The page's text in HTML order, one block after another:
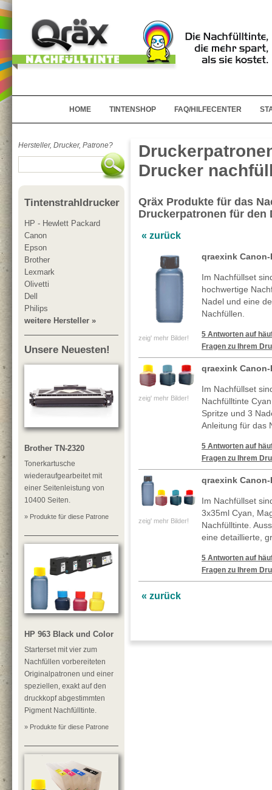
HOME TINTENSHOP FAQ/HILFECENTER
Hersteller, Drucker, Patrone?
Tintenstrahldrucker
HP - Hewlett Packard
Canon
Epson
Brother
Lexmark
Olivetti
Dell
Philips
weitere Hersteller »
Unsere Neuesten!
Brother TN-2320
Tonerkartusche
wiederaufgearbeitet mit
einer Seitenleistung von
10400 Seiten.
» Produkte für diese Patrone
HP 963 Black und Color
Starterset mit vier zum
Nachfüllen vorbereiteten
Originalpatronen und einer
speziellen, exakt auf den
druckkopf abgestimmten
Pigment Nachfülltinte.
» Produkte für diese Patrone
Drucker
Qräx Produkte für das
Druckerpatronen für den
« zurück
zeig' mehr Bilder!
qraexink Canon-
Im Nachfüllset
hochwertige
Nadel und eine
Nachfüllen.
5 Antworten auf
Fragen zu Ihrem
zeig' mehr Bilder!
qraexink Canon-
Im Nachfüllset
Nachfülltinte
Spritze und 3
Anleitung für das
5 Antworten auf
Fragen zu Ihrem
zeig' mehr Bilder!
qraexink Canon-
Im Nachfüllset
3x35ml Cyan,
Nachfülltinte.
eine detaillierte,
5 Antworten auf
Fragen zu Ihrem
« zurück